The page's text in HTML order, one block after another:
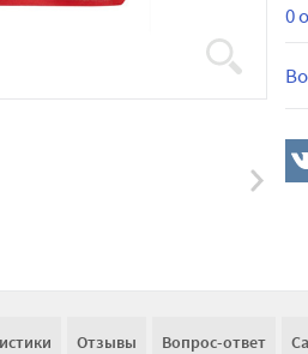
0
Отзывы Вопрос-ответ